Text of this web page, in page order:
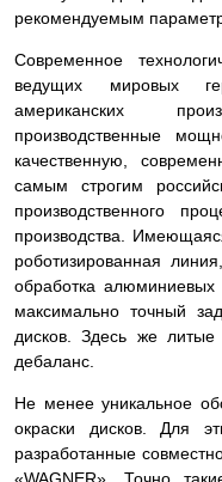
рекомендуемым
Современное
ведущих мировых
американских
производственные
качественную,
самым строгим
производственного
производства.
роботизированная
обработка алюминиевых
максимально точный
дисков. Здесь же
дебаланс.
Не менее уникальное
окраски дисков. Для
разработанные